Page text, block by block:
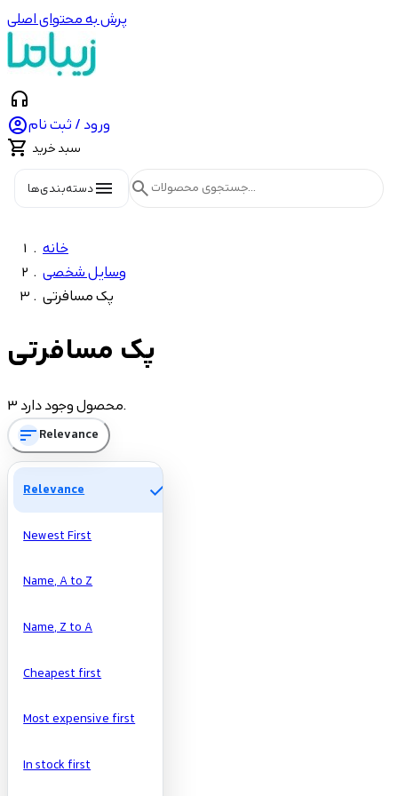
پرش به محتوای اصلی
headphones
ورود / ثبت نام
 سبد خرید
menuدسته‌بندی‌ها search
خانه
وسایل شخصی
پک مسافرتی
تومان
تومان
Manufacturers
پک مسافرتی
3 محصول وجود دارد.
sortRelevance
Relevance check
Newest First
Name, A to Z
Name, Z to A
Cheapest first
Most expensive first
In stock first